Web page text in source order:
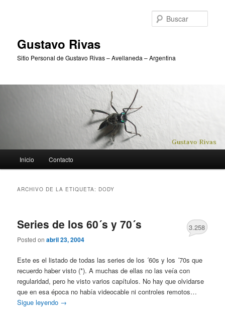
Gustavo Rivas
Sitio Personal de Gustavo Rivas – Avellaneda – Argentina
principal
Inicio Contacto
ARCHIVO DE LA ETIQUETA: DODY
Series de los 60´s y 70´s
Posted onabril 23, 2004
3.258
Este es el listado de todas las series de los ´60s y los ´70s que
recuerdo haber visto (*). A muchas de ellas no las veía con
regularidad, pero he visto varios capítulos. No hay que olvidarse
que en esa época no había videocable ni controles remotos…
Sigue leyendo →